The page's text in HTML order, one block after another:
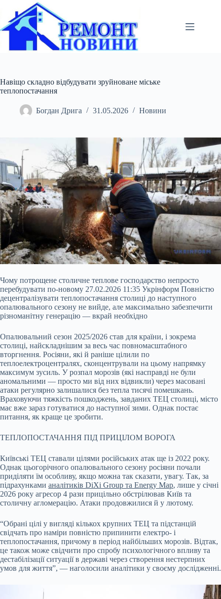
вмісту
Навіщо складно відбудувати зруйноване міське
теплопостачання
Богдан Дрига 31.05.2026 Новини
Чому потрощене столичне теплове господарство непросто
перебудувати по-новому 27.02.2026 11:35 Укрінформ Повністю
децентралізувати теплопостачання столиці до наступного
опалювального сезону не вийде, але максимально забезпечити
різноманітну генерацію — вкрай необхідно
Опалювальний сезон 2025/2026 став для країни, і зокрема
столиці, найскладнішим за весь час повномасштабного
вторгнення. Росіяни, які й раніше цілили по
теплоелектроцентралях, сконцентрували на цьому напрямку
максимум зусиль. Урозпал морозів (які насправді не були
аномальними — просто ми від них відвикли) через масовані
атаки регулярно залишалися без тепла тисячі помешкань.
Враховуючи тяжкість пошкоджень, завданих ТЕЦ столиці, місто
має вже зараз готуватися до наступної зими. Однак постає
питання, як краще це зробити.
ТЕПЛОПОСТАЧАННЯ ПІД ПРИЦІЛОМ ВОРОГА
Київські ТЕЦ ставали цілями російських атак ще із 2022 року.
Однак цьогорічного опалювального сезону росіяни почали
приділяти їм особливу, якщо можна так сказати, увагу. Так, за
підрахунками аналітиків DiXi Group та Energy Map, лише у січні
2026 року агресор 4 рази прицільно обстрілював Київ та
столичну агломерацію. Атаки продовжилися й у лютому.
“Обрані цілі у вигляді кількох крупних ТЕЦ та підстанцій
свідчать про наміри повністю припинити електро- і
теплопостачання, причому в період найбільших морозів. Відтак,
це також може свідчити про спробу психологічного впливу та
дестабілізації ситуації в державі через створення нестерпних
умов для життя”, — наголосили аналітики у своєму дослідженні.